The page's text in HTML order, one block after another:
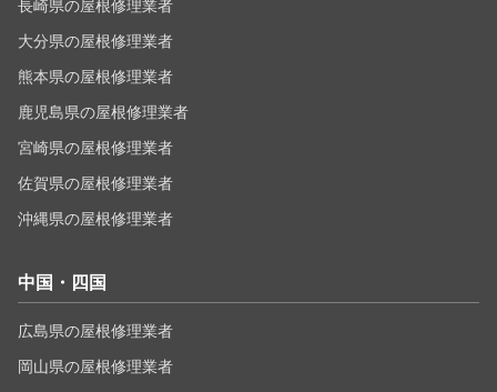
長崎県の屋根修理業者
大分県の屋根修理業者
熊本県の屋根修理業者
鹿児島県の屋根修理業者
宮崎県の屋根修理業者
佐賀県の屋根修理業者
沖縄県の屋根修理業者
中国・四国
広島県の屋根修理業者
岡山県の屋根修理業者